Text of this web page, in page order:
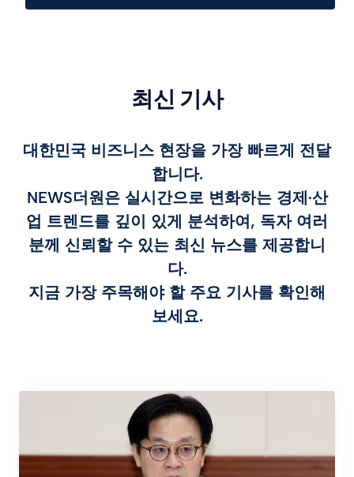
최신 기사
대한민국 비즈니스 현장을 가장 빠르게 전달
합니다.
NEWS더원은 실시간으로 변화하는 경제·산
업 트렌드를 깊이 있게 분석하여, 독자 여러
분께 신뢰할 수 있는 최신 뉴스를 제공합니
다.
지금 가장 주목해야 할 주요 기사를 확인해
보세요.